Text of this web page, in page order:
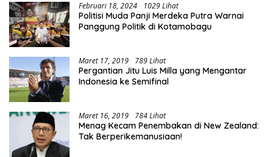
Februari 18, 2024 1029 Lihat
Politisi Muda Panji Merdeka Putra Warnai
Panggung Politik di Kotamobagu
Maret 17, 2019 789 Lihat
Pergantian Jitu Luis Milla yang Mengantar
Indonesia ke Semifinal
Maret 16, 2019 784 Lihat
Menag Kecam Penembakan di New Zealand:
Tak Berperikemanusiaan!